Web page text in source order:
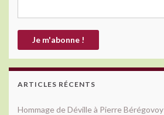
ARTICLES RÉCENTS
Hommage de Déville à Pierre Bérégovoy